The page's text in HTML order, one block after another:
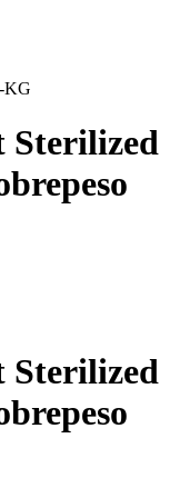
Sterilized
Sterilized